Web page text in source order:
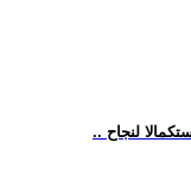
لنجاح